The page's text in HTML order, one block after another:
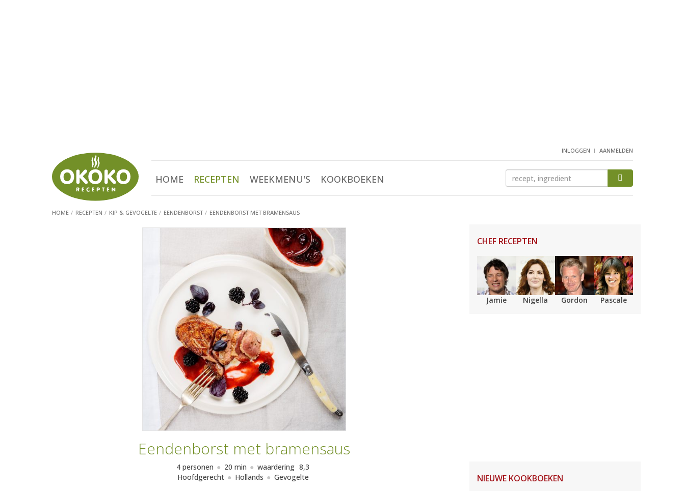
INLOGGEN AANMELDEN
HOME RECEPTEN WEEKMENU'S KOOKBOEKEN
HOME RECEPTEN KIP & GEVOGELTE EENDENBORST EENDENBORST MET BRAMENSAUS
Eendenborst met bramensaus
4 personen 20 min waardering 8,3
Hoofdgerecht
Hollands Gevogelte
CHEF RECEPTEN
Jamie Nigella Gordon Pascale
NIEUWE KOOKBOEKEN